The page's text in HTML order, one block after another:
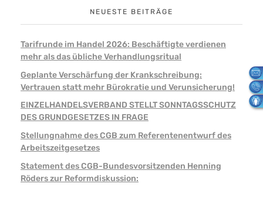
NEUESTE BEITRÄGE
Tarifrunde im Handel 2026: Beschäftigte verdienen
mehr als das übliche Verhandlungsritual
Geplante Verschärfung der Krankschreibung:
Vertrauen statt mehr Bürokratie und Verunsicherung!
EINZELHANDELSVERBAND STELLT SONNTAGSSCHUTZ
DES GRUNDGESETZES IN FRAGE
Stellungnahme des CGB zum Referentenentwurf des
Arbeitszeitgesetzes
Statement des CGB-Bundesvorsitzenden Henning
Röders zur Reformdiskussion: